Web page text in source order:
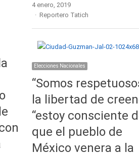
4 enero, 2019
Author
Reportero Tatich
Elecciones Nacionales
“Somos
la libertad de
“estoy consciente
que el pueblo de
México venera a la